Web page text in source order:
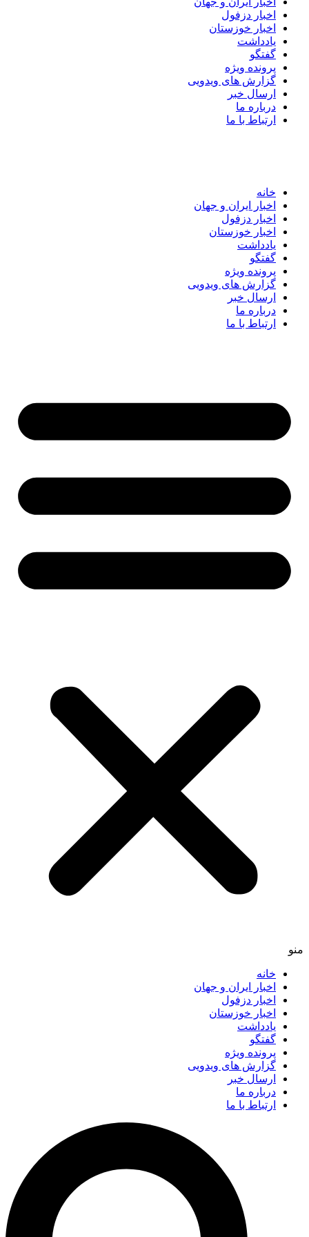
اخبار دزفول
اخبار خوزستان
یادداشت
گفتگو
پرونده ویژه
گزارش های ویدویی
ارسال خبر
درباره ما
ارتباط با ما
خانه
اخبار ایران و جهان
اخبار دزفول
اخبار خوزستان
یادداشت
گفتگو
پرونده ویژه
گزارش های ویدویی
ارسال خبر
درباره ما
ارتباط با ما
خانه
اخبار ایران و جهان
اخبار دزفول
اخبار خوزستان
یادداشت
گفتگو
پرونده ویژه
گزارش های ویدویی
ارسال خبر
درباره ما
ارتباط با ما